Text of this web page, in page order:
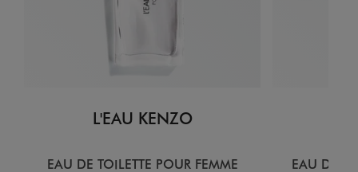
L'EAU KENZO
EAU DE TOILETTE POUR FEMME EAU DE